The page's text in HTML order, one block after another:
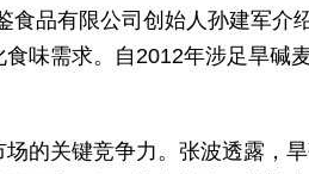
食品有限公司创始人孙建军
味需求。自2012年涉足旱碱
的关键竞争力。张波透露，